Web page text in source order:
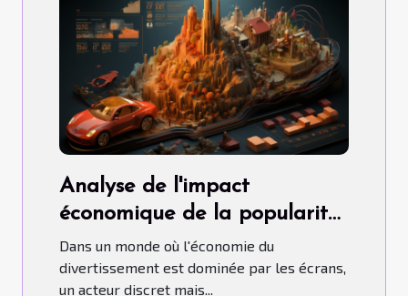
Analyse de l'impact
économique de la popularité
croissante des jeux de société
sur l'industrie du
Dans un monde où l'économie du
divertissement est dominée par les écrans,
un acteur discret mais...